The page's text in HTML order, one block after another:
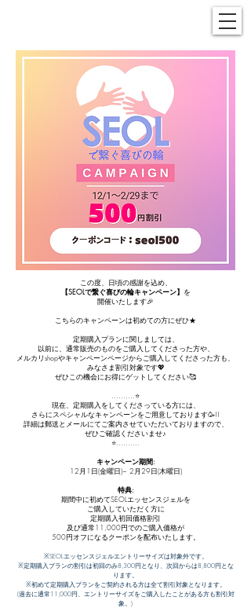
この度、日頃の感謝を込め、
【SEOLで繋ぐ喜びの輪キャンペーン】 を
開催いたします🎉
こちらのキャンペーンは初めての方にぜひ★
定期購入プランに関しましては、
以前に、通常販売のものをご購入してくださった方や、
メルカリshopやキャンペーンページからご購入してくださった方も、
みなさま割引対象です💖
ぜひこの機会にお得にゲットしてください🥰
..........⭐️
現在、定期購入をしてくださっている方には、
さらにスペシャルなキャンペーンをご用意しております🥳!!
詳細は郵送とメールにてご案内させていただいておりますので、
ぜひご確認くださいませ♪
⭐️..........
キャンペーン期間:
12月1日(金曜日)~ 2月29日(木曜日)
特典:
期間中に初めてSEOLエッセンスジェルを
ご購入していただく方に
定期購入初回価格割引
及び通常11,000円でのご購入価格が
500円オフになるクーポンを配布いたします。
※SEOLエッセンスジェルエントリーサイズは対象外です。
※定期購入プランの割引は初回のみ8,300円となり、次回からは8,800円とな
ります。
※初めて定期購入プランをご契約される方は全て割引対象となります。
(過去に通常11,000円、エントリーサイズをご購入したことがある方も割引対
象。)